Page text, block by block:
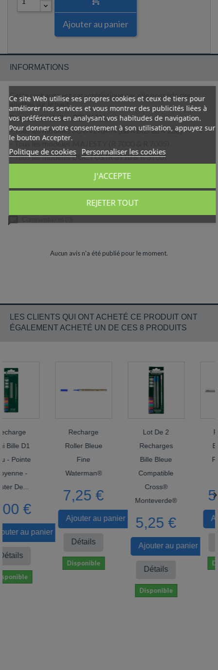
Ajouter au panier
INFORMATIONS
Cette recharge est caractéristique car elle posséde des
ailettes sur le haut.
Pour stylos billes PELIKAN :
- Tous les modèles SOUVERAIN (du R 805 au R 200)
- Tous les modèles MAJESTY (R 7000 & R 7005)
- Tous les modèles DUCTUS (R 3110 & R 3100)
Aucun avis n'a été publié pour le moment.
LES CLIENTS QUI ONT ACHETÉ CE PRODUIT ONT
ÉGALEMENT ACHETÉ UN DE CES 8 PRODUITS
D1
Pointe
-
De...
€
au panier
Recharge
Roller Bleue
Fine
Waterman®
7,25 €
Ajouter au panier
Détails
Disponible
Lot De 2
Recharges
Bille Bleue
Compatible
Cross®
Monteverde®
5,25 €
Ajouter au panier
Détails
Disponible
Ce site Web utilise ses propres cookies et ceux de tiers pour
améliorer nos services et vous montrer des publicités liées à
vos préférences en analysant vos habitudes de navigation.
Pour donner votre consentement à son utilisation, appuyez sur
le bouton Accepter.
Politique de cookies Personnaliser les cookies
REJETER TOUT
J'ACCEPTE